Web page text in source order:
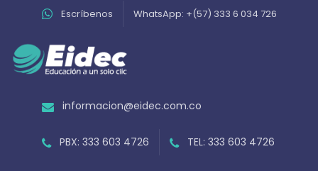
Escríbenos WhatsApp: +(57) 333 6 034 726
informacion@eidec.com.co
PBX: 333 603 4726 TEL: 333 603 4726